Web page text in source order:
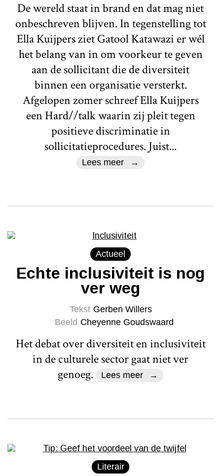
De wereld staat in brand en dat mag niet
onbeschreven blijven. In tegenstelling tot
Ella Kuijpers ziet Gatool Katawazi er wél
het belang van in om voorkeur te geven
aan de sollicitant die de diversiteit
binnen een organisatie versterkt.
Afgelopen zomer schreef Ella Kuijpers
een Hard//talk waarin zij pleit tegen
positieve discriminatie in
sollicitatieprocedures. Juist...
Lees meer
Actueel
Echte inclusiviteit is nog
ver weg
Tekst Gerben Willers
Beeld Cheyenne Goudswaard
Het debat over diversiteit en inclusiviteit
in de culturele sector gaat niet ver
genoeg.
Lees meer
Literair